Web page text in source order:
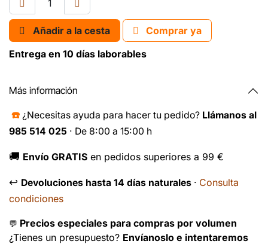
Añadir a la cesta
Comprar ya
Entrega en 10 días laborables
Más información
☎️ ¿Necesitas ayuda para hacer tu pedido? Llámanos al
985 514 025 · De 8:00 a 15:00 h
🚚 Envío GRATIS en pedidos superiores a 99 €
↩️ Devoluciones hasta 14 días naturales · Consulta
condiciones
💬 Precios especiales para compras por volumen
¿Tienes un presupuesto? Envíanoslo e intentaremos